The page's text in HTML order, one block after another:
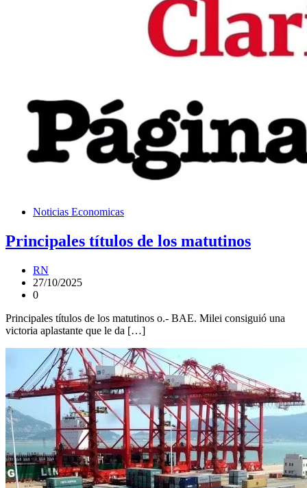
Noticias Economicas
Principales títulos de los matutinos
RN
27/10/2025
0
Principales títulos de los matutinos o.- BAE. Milei consiguió una
victoria aplastante que le da […]